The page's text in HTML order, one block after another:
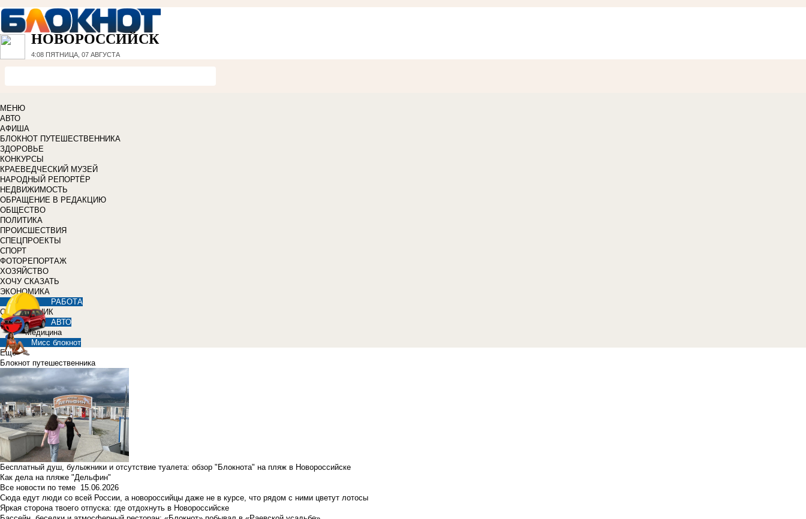
НОВОРОССИЙСК
4:08 ПЯТНИЦА, 07 АВГУСТА
МЕНЮ
АВТО
АФИША
БЛОКНОТ ПУТЕШЕСТВЕННИКА
ЗДОРОВЬЕ
КОНКУРСЫ
КРАЕВЕДЧЕСКИЙ МУЗЕЙ
НАРОДНЫЙ РЕПОРТЁР
НЕДВИЖИМОСТЬ
ОБРАЩЕНИЕ В РЕДАКЦИЮ
ОБЩЕСТВО
ПОЛИТИКА
ПРОИСШЕСТВИЯ
СПЕЦПРОЕКТЫ
СПОРТ
ФОТОРЕПОРТАЖ
ХОЗЯЙСТВО
ХОЧУ СКАЗАТЬ
ЭКОНОМИКА
РАБОТА
СПРАВОЧНИК
АВТО
Медицина
Мисс блокнот
Еще
Блокнот путешественника
Бесплатный душ, булыжники и отсутствие туалета: обзор "Блокнота" на пляж в Новороссийске
Как дела на пляже "Дельфин"
Все новости по теме 15.06.2026
Сюда едут люди со всей России, а новороссийцы даже не в курсе, что рядом с ними цветут лотосы
Яркая сторона твоего отпуска: где отдохнуть в Новороссийске